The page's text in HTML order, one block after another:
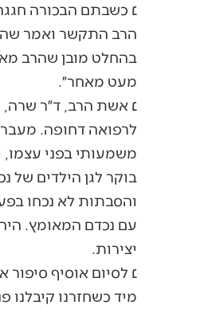
׆ כשבתם הבכורה
הרב התקשר ואמר
בהחלט מובן שהרב
מעט מאחר״.
׆ אשת הרב, ד״ר שרה,
לרפואה דחופה.
משמעותי בפני
בוקר לגן הילדים של
והסבתות לא נכחו
עם נכדם המאומץ.
יצירות.
׆ לסיום אוסיף
מיד כשחזרנו